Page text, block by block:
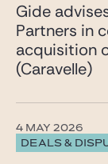
Gide
Partners in
acquisition
(Caravelle)
DEALS &
4 MAY 2026